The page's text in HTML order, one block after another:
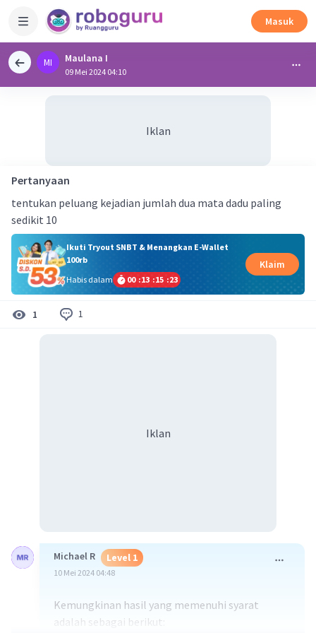
Masuk
MI Maulana I
09 Mei 2024 04:10
Iklan
Pertanyaan
tentukan peluang kejadian jumlah dua mata dadu paling
sedikit 10
Ikuti Tryout SNBT & Menangkan E-Wallet
100rb
Habis dalam
00 :13 :15 :23
Klaim
1 1
Iklan
Michael R Level 1
10 Mei 2024 04:48
Kemungkinan hasil yang memenuhi syarat
adalah sebagai berikut: